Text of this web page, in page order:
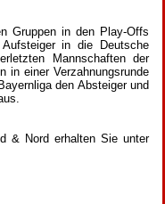
Gruppen in den Play-Offs
in die Deutsche
Mannschaften der
in einer Verzahnungsrunde
den Absteiger und
& Nord erhalten Sie unter